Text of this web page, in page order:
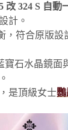
改 324 S 自
計。
，符合原版設
寶石水晶鏡面
是頂級女士